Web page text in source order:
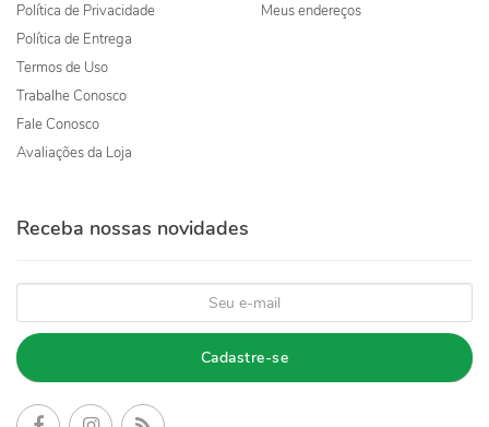
Política de Privacidade
Política de Entrega
Termos de Uso
Trabalhe Conosco
Fale Conosco
Avaliações da Loja
Meus endereços
Receba nossas novidades
Cadastre-se